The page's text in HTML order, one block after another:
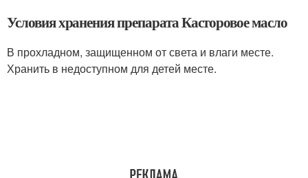
Условия хранения препарата Касторовое масло
В прохладном, защищенном от света и влаги месте.
Хранить в недоступном для детей месте.